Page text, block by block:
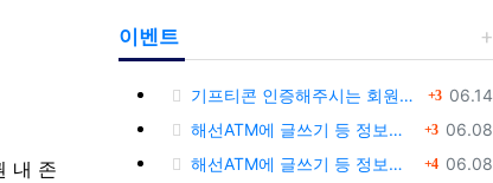
내 존
이벤트
등록
06.14
기프티콘 인증해주시는 회원님께 추가 포인트 쏩니다!! 3댓글
등록일
06.08
해선ATM에 글쓰기 등 정보공유글 남기고 기프티콘 받자! 3댓글
등록일
06.08
해선ATM에 글쓰기 등 정보공유글 남기고 기프티콘 받자! 4댓글